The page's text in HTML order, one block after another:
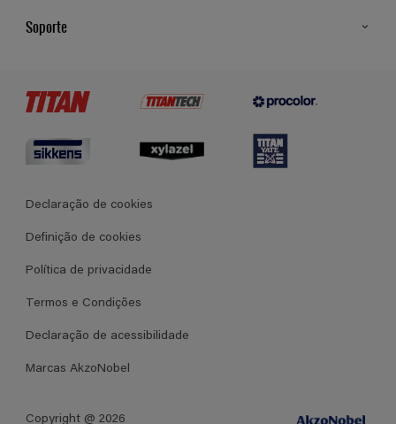
Soporte
Termos e Condições Gerais de Venda
Declaração de cookies
Definição de cookies
Política de privacidade
Termos e Condições
Declaração de acessibilidade
Marcas AkzoNobel
Copyright @ 2026